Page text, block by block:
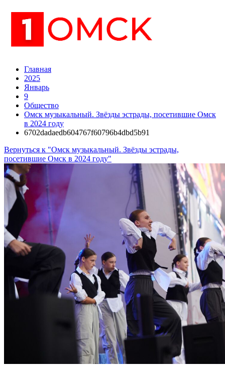
Главная
2025
Январь
9
Общество
Омск музыкальный. Звёзды эстрады, посетившие Омск
в 2024 году
6702dadaedb604767f60796b4dbd5b91
Вернуться к "Омск музыкальный. Звёзды эстрады,
посетившие Омск в 2024 году"